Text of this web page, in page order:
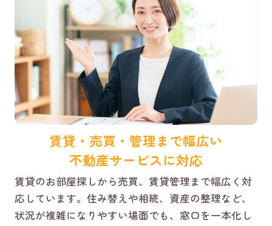
賃貸・売買・管理まで幅広い
不動産サービスに対応
賃貸のお部屋探しから売買、賃貸管理まで幅広く対
応しています。住み替えや相続、資産の整理など、
状況が複雑になりやすい場面でも、窓口を一本化し